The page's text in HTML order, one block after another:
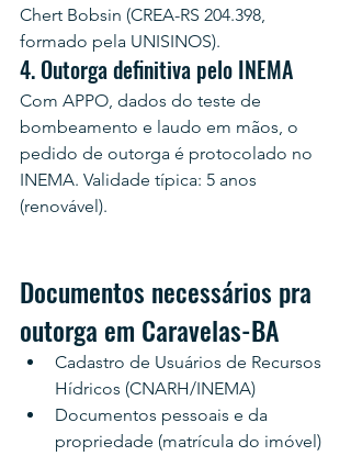
Chert Bobsin (CREA-RS 204.398,
formado pela UNISINOS).
4. Outorga definitiva pelo INEMA
Com APPO, dados do teste de
bombeamento e laudo em mãos, o
pedido de outorga é protocolado no
INEMA. Validade típica: 5 anos
(renovável).
Documentos necessários pra
outorga em Caravelas-BA
Cadastro de Usuários de Recursos
Hídricos (CNARH/INEMA)
Documentos pessoais e da
propriedade (matrícula do imóvel)